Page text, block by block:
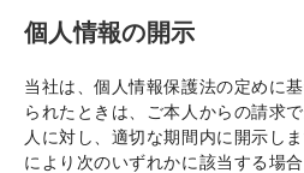
個人情報の開示
当社は、個人情報保護法の定めに
られたときは、ご本人からの請求
人に対し、適切な期間内に開示し
により次のいずれかに該当する場